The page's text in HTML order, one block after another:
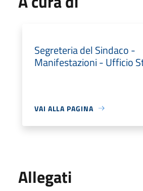
Segreteria del Sindaco -
Manifestazioni - Ufficio
VAI ALLA PAGINA
Allegati